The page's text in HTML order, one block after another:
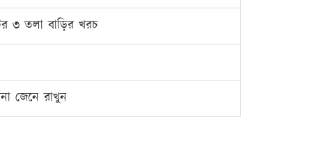
৩ তলা বাড়ির খরচ
জেনে রাখুন